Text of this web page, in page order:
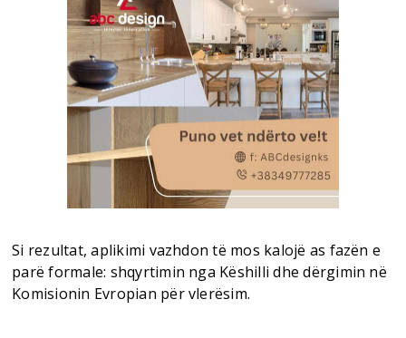
Si rezultat, aplikimi vazhdon të mos kalojë as fazën e
parë formale: shqyrtimin nga Këshilli dhe dërgimin në
Komisionin Evropian për vlerësim.